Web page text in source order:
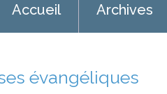
Accueil Archives
évangéliques